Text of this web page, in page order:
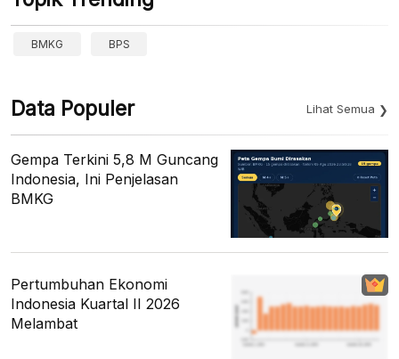
BMKG BPS
Data Populer Lihat Semua
Gempa Terkini 5,8 M Guncang
Indonesia, Ini Penjelasan
BMKG
Pertumbuhan Ekonomi
Indonesia Kuartal II 2026
Melambat